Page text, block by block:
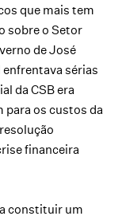
que mais tem
sobre o Setor
de José
sérias
da CSB era
para os custos da
financeira
constituir um